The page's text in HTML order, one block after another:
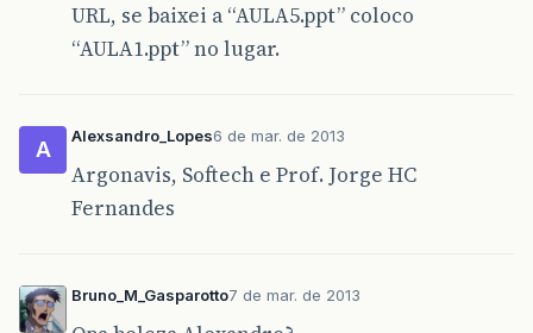
URL, se baixei a “AULA5.ppt” coloco
“AULA1.ppt” no lugar.
A
Alexsandro_Lopes6 de mar. de 2013
Argonavis, Softech e Prof. Jorge HC
Fernandes
Bruno_M_Gasparotto7 de mar. de 2013